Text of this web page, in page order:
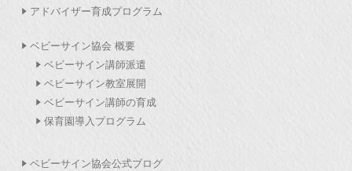
アドバイザー育成プログラム
ベビーサイン協会 概要
ベビーサイン講師派遣
ベビーサイン教室展開
ベビーサイン講師の育成
保育園導入プログラム
ベビーサイン協会公式ブログ